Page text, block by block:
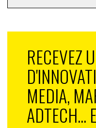
RECEVEZ
MEDIA,
ADTECH...